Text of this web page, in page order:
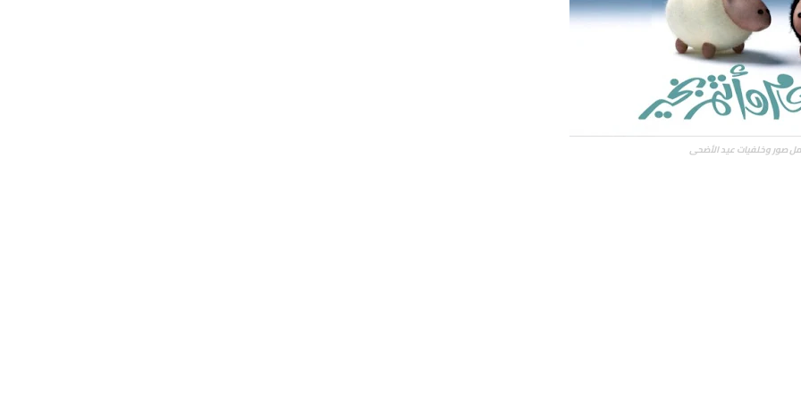
صور وخلفيات عيد الأضحى